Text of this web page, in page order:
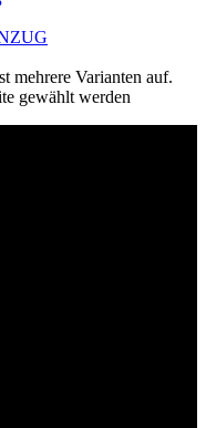
mehrere Varianten auf.
gewählt werden